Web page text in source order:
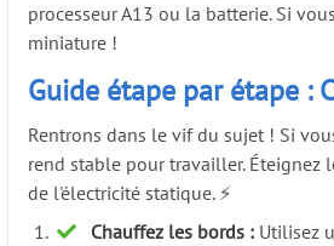
processeur A13 ou la batterie. Si
miniature !
Guide étape par étape :
Rentrons dans le vif du sujet ! Si
rend stable pour travailler.
de l'électricité statique. ⚡
Chauffez les bords : Utilisez